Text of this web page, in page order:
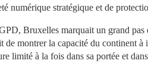
numérique stratégique et de
Bruxelles marquait un grand pas
de montrer la capacité du continent à
limité à la fois dans sa portée et